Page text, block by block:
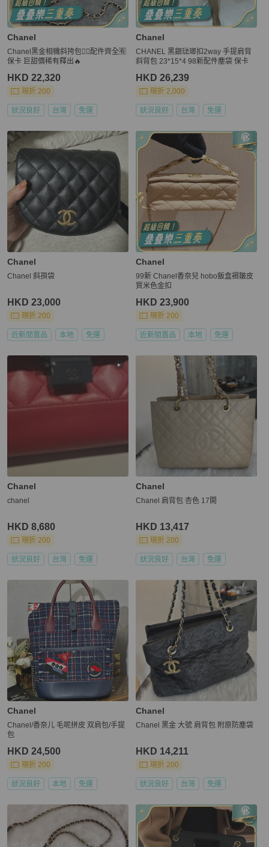
Chanel
Chanel黑金相機斜挎包❤️‍🔥配件齊全🈶
保卡 巨甜價稀有釋出🔥
HKD 22,320
現折 200
狀況良好 台灣 免運
Chanel
CHANEL 黑銀琺瑯扣2way 手提肩背
斜背包 23*15*4 98新配件塵袋 保卡
HKD 26,239
現折 2,000
狀況良好 台灣 免運
Chanel
Chanel 斜孭袋
HKD 23,000
現折 200
近新閒置品 本地 免運
Chanel
99新 Chanel香奈兒 hobo飯盒褶皺皮
質米色金扣
HKD 23,900
現折 200
近新閒置品 本地 免運
Chanel
chanel
HKD 8,680
現折 200
狀況良好 台灣 免運
Chanel
Chanel 肩背包 杏色 17開
HKD 13,417
現折 200
狀況良好 台灣 免運
Chanel
Chanel/香奈儿 毛呢拼皮 双肩包/手提
包
HKD 24,500
現折 200
狀況良好 本地 免運
Chanel
Chanel 黑金 大號 肩背包 附原防塵袋
HKD 14,211
現折 200
狀況良好 台灣 免運